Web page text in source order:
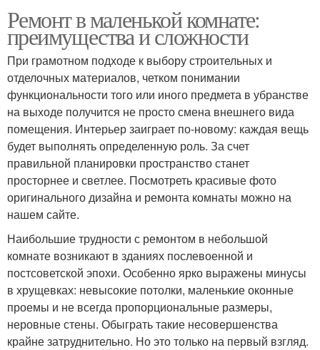
Ремонт в маленькой комнате:
преимущества и сложности
При грамотном подходе к выбору строительных и
отделочных материалов, четком понимании
функциональности того или иного предмета в убранстве
на выходе получится не просто смена внешнего вида
помещения. Интерьер заиграет по-новому: каждая вещь
будет выполнять определенную роль. За счет
правильной планировки пространство станет
просторнее и светлее. Посмотреть красивые фото
оригинального дизайна и ремонта комнаты можно на
нашем сайте.
Наибольшие трудности с ремонтом в небольшой
комнате возникают в зданиях послевоенной и
постсоветской эпохи. Особенно ярко выражены минусы
в хрущевках: невысокие потолки, маленькие оконные
проемы и не всегда пропорциональные размеры,
неровные стены. Обыграть такие несовершенства
крайне затруднительно. Но это только на первый взгляд.